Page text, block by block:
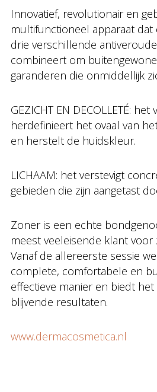
Innovatief, revolutionair en
multifunctioneel apparaat dat
drie verschillende
combineert om
garanderen die onmiddellijk
GEZICHT EN DECOLLETÉ:
herdefinieert het ovaal van
en herstelt de huidskleur.
LICHAAM: het verstevigt
gebieden die zijn aangetast
Zoner is een echte
meest veeleisende klant voor
Vanaf de allereerste sessie
complete, comfortabele en
effectieve manier en biedt
blijvende resultaten.
www.dermacosmetica.nl